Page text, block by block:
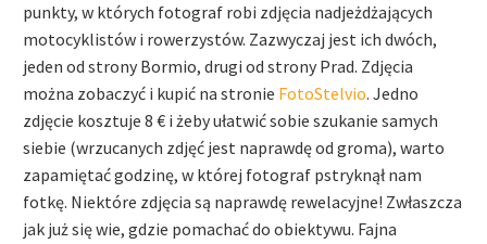
punkty, w których fotograf robi zdjęcia nadjeżdżających
motocyklistów i rowerzystów. Zazwyczaj jest ich dwóch,
jeden od strony Bormio, drugi od strony Prad. Zdjęcia
można zobaczyć i kupić na stronie FotoStelvio. Jedno
zdjęcie kosztuje 8 € i żeby ułatwić sobie szukanie samych
siebie (wrzucanych zdjęć jest naprawdę od groma), warto
zapamiętać godzinę, w której fotograf pstryknął nam
fotkę. Niektóre zdjęcia są naprawdę rewelacyjne! Zwłaszcza
jak już się wie, gdzie pomachać do obiektywu. Fajna